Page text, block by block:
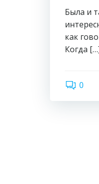
Была и
как
Когда
0